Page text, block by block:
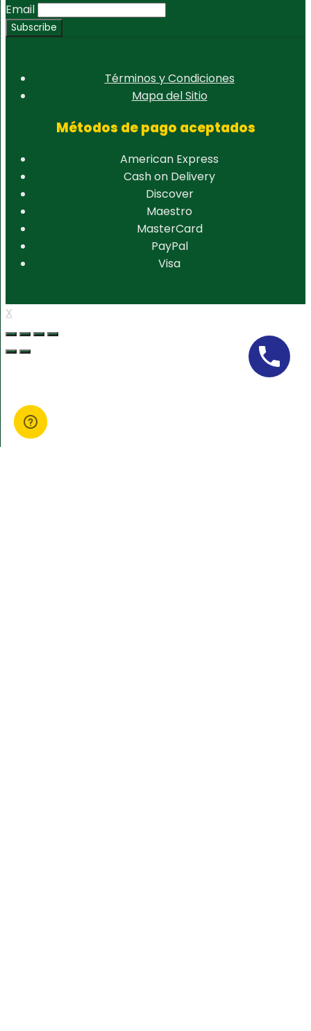
Email
Términos y Condiciones
Mapa del Sitio
Métodos de pago aceptados
American Express
Cash on Delivery
Discover
Maestro
MasterCard
PayPal
Visa
X